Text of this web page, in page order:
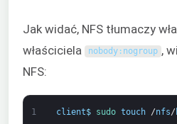
Jak widać, NFS tłumaczy
właściciela nobody: nogroup ,
NFS:
1 client$ sudo touch /nfs/